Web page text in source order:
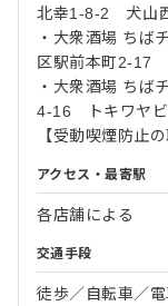
北幸1-8-2 犬山
・大衆酒場 ちば
区駅前本町2-17
・大衆酒場 ちば
4-16 トキワヤ
【受動喫煙防止
アクセス・最寄駅
各店舗による
交通手段
徒歩／自転車／電